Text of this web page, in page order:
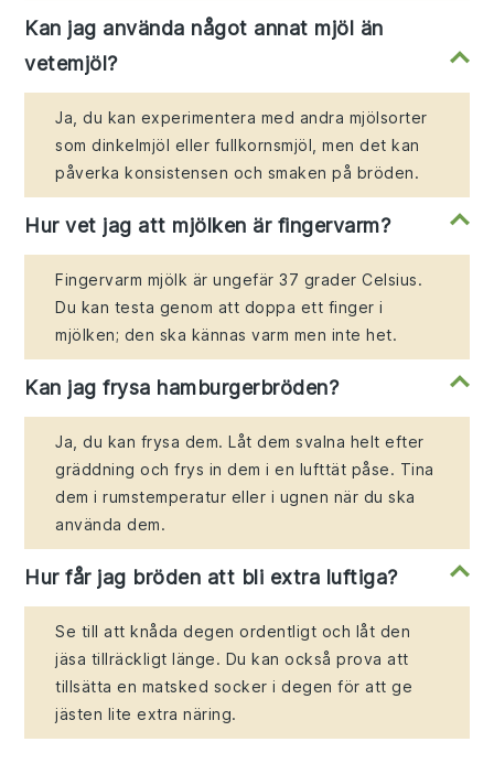
Kan jag använda något annat mjöl än
vetemjöl?
Ja, du kan experimentera med andra mjölsorter
som dinkelmjöl eller fullkornsmjöl, men det kan
påverka konsistensen och smaken på bröden.
Hur vet jag att mjölken är fingervarm?
Fingervarm mjölk är ungefär 37 grader Celsius.
Du kan testa genom att doppa ett finger i
mjölken; den ska kännas varm men inte het.
Kan jag frysa hamburgerbröden?
Ja, du kan frysa dem. Låt dem svalna helt efter
gräddning och frys in dem i en lufttät påse. Tina
dem i rumstemperatur eller i ugnen när du ska
använda dem.
Hur får jag bröden att bli extra luftiga?
Se till att knåda degen ordentligt och låt den
jäsa tillräckligt länge. Du kan också prova att
tillsätta en matsked socker i degen för att ge
jästen lite extra näring.